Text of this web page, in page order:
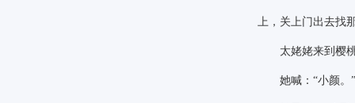
上，关上门出去找
太姥姥来到樱桃
她喊： “小颜。”